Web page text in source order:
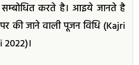
करते है। आइये जानते है
की जाने वाली पूजन विधि (Kajri